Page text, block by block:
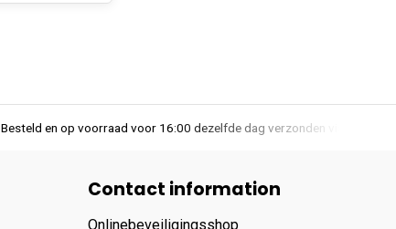
Besteld en op voorraad voor 16:00 dezelfde dag verzonden via PostNL
Contact information
Onlinebeveiligingsshop